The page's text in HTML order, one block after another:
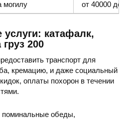
могилу от 40000 до
катафалк,
200
транспорт для
кремацию, и даже социальный
оплаты похорон в течении
поминальные обеды,